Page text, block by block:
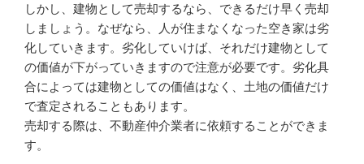
しかし、建物として売却するなら、できるだけ早く売却
しましょう。なぜなら、人が住まなくなった空き家は劣
化していきます。劣化していけば、それだけ建物として
の価値が下がっていきますので注意が必要です。劣化具
合によっては建物としての価値はなく、土地の価値だけ
で査定されることもあります。
売却する際は、不動産仲介業者に依頼することができま
す。